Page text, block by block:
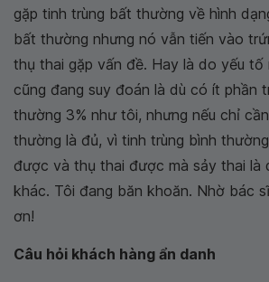
gặp tinh trùng bất thường về hình
bất thường nhưng nó vẫn tiến vào
thụ thai gặp vấn đề. Hay là do yếu tố
cũng đang suy đoán là dù có ít phần
thường 3% như tôi, nhưng nếu chỉ
thường là đủ, vì tinh trùng bình
được và thụ thai được mà sảy thai là
khác. Tôi đang băn khoăn. Nhờ bác
ơn!
Câu hỏi khách hàng ẩn danh